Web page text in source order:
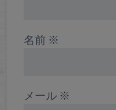
名前 ※
メール ※